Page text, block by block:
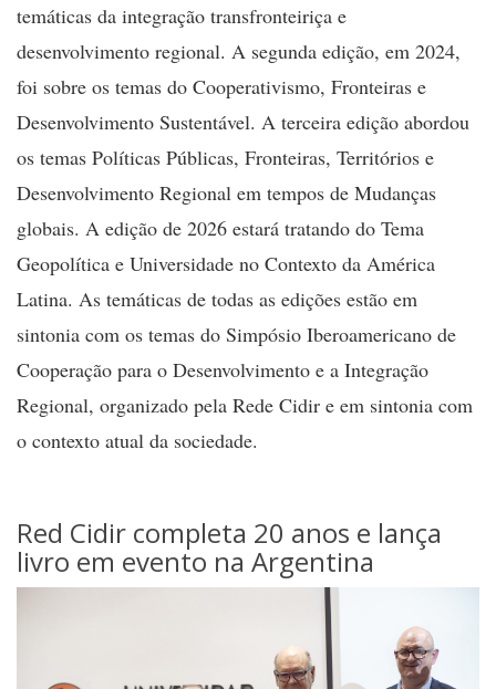
temáticas da integração transfronteiriça e
desenvolvimento regional. A segunda edição, em 2024,
foi sobre os temas do Cooperativismo, Fronteiras e
Desenvolvimento Sustentável. A terceira edição abordou
os temas Políticas Públicas, Fronteiras, Territórios e
Desenvolvimento Regional em tempos de Mudanças
globais. A edição de 2026 estará tratando do Tema
Geopolítica e Universidade no Contexto da América
Latina. As temáticas de todas as edições estão em
sintonia com os temas do Simpósio Iberoamericano de
Cooperação para o Desenvolvimento e a Integração
Regional, organizado pela Rede Cidir e em sintonia com
o contexto atual da sociedade.
Red Cidir completa 20 anos e lança
livro em evento na Argentina